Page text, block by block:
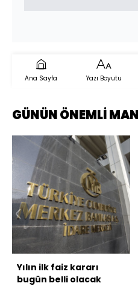
Ana Sayfa Yazı Boyutu
GÜNÜN ÖNEMLİ
Yılın ilk faiz kararı
bugün belli olacak